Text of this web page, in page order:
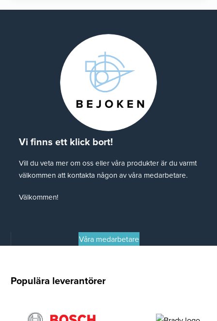
Vi finns ett klick bort!
Vill du veta mer om oss eller våra produkter är du varmt
välkommen att kontakta någon av våra medarbetare.
Välkommen!
Våra medarbetare
Populära leverantörer